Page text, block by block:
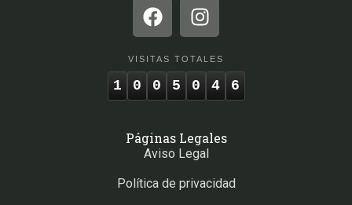
VISITAS TOTALES
1 0 0 5 0 4 6
Páginas Legales
Aviso Legal
Política de privacidad